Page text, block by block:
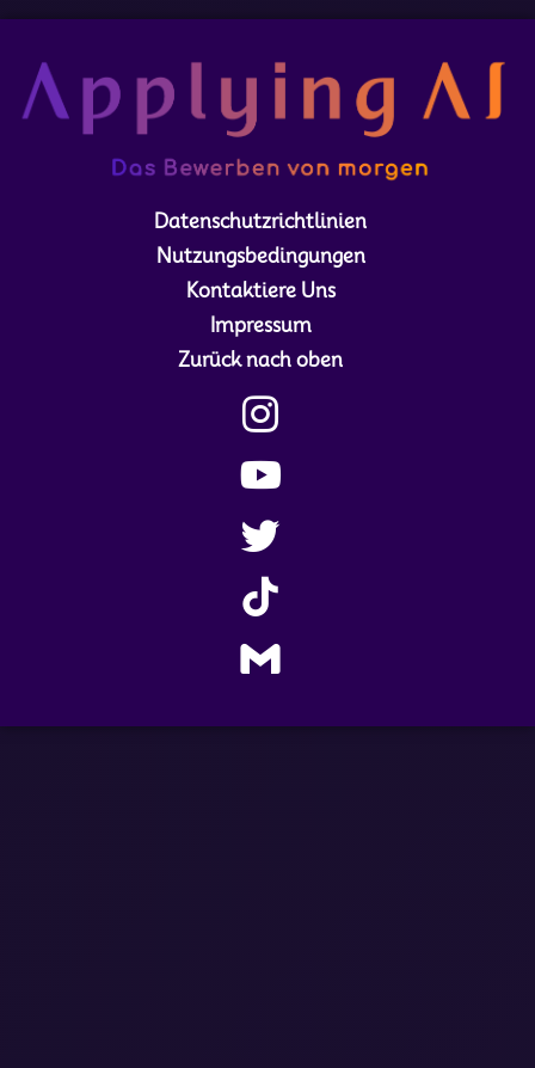
Datenschutzrichtlinien
Nutzungsbedingungen
Kontaktiere Uns
Impressum
Zurück nach oben